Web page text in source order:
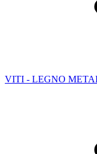
VITI - LEGNO